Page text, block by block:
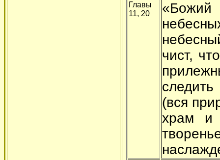
Главы
11, 20
чист,
(вся
храм и